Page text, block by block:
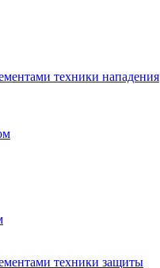
техники нападения
техники защиты